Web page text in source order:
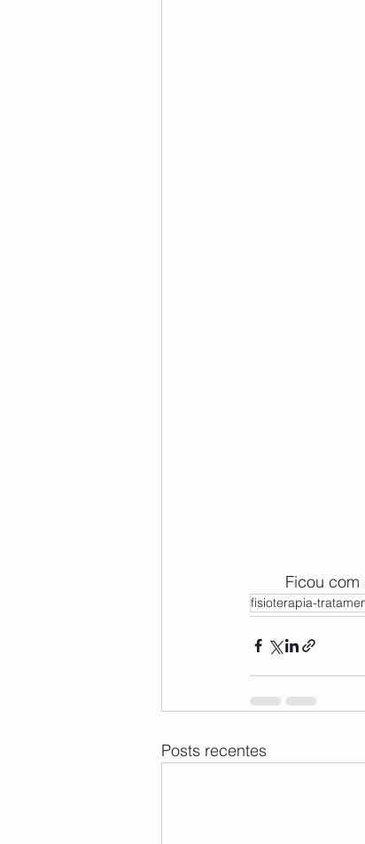
Ficou
fisioterapia-
Posts recentes